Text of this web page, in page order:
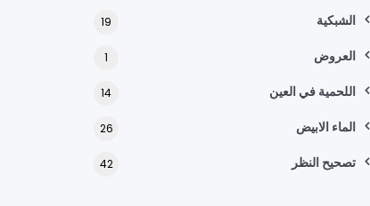
الشبكية 19
العروض 1
اللحمية في العين 14
الماء الابيض 26
تصحيح النظر 42